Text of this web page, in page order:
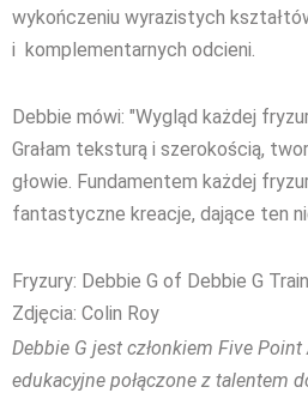
wykończeniu wyrazistych
i komplementarnych odcieni.
Debbie mówi: "Wygląd każdej
Grałam teksturą i szerokością,
głowie. Fundamentem każdej
fantastyczne kreacje, dające ten
Fryzury: Debbie G of Debbie G
Zdjęcia: Colin Roy
Debbie G jest członkiem Five
edukacyjne połączone z talentem